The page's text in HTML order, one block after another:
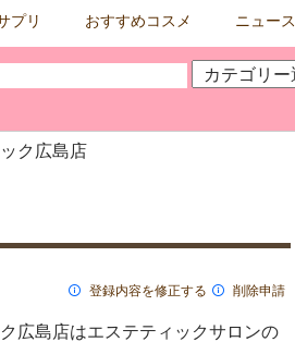
プリ おすすめコスメ ニュース
ク広島店
登録内容を修正する 削除申請
広島店はエステティックサロンの